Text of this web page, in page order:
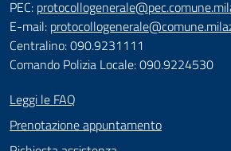
PEC:
E-mail:
Centralino: 090.9231111
Comando Polizia Locale: 090.9224530
Leggi le FAQ
Prenotazione appuntamento